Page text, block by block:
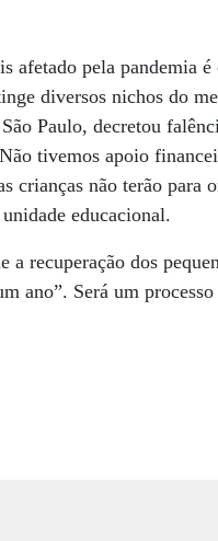
afetado pela pandemia
diversos nichos do
Paulo, decretou
tivemos apoio
crianças não terão
educacional.
recuperação dos
ano”. Será um